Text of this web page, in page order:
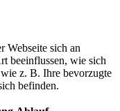
Webseite sich an
beeinflussen, wie sich
z. B. Ihre bevorzugte
befinden.